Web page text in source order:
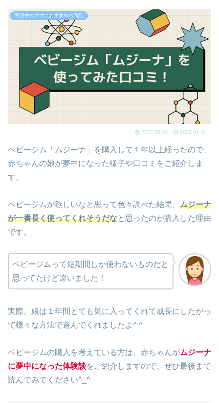
育児中のママにおすすめの商品
2022.03.20 2022.01.31
ベビージム「ムジーナ」を購入して１年以上経ったので、
赤ちゃんの娘が夢中になった様子や口コミをご紹介しま
す。
ベビージムが欲しいなと思って色々調べた結果、 ムジーナ
が一番長く使ってくれそうだなと思ったのが購入した理由
です。
ベビージムって短期間しか使わないものだと
思ってたけど違いました！
実際、娘は１年間とても気に入ってくれて成長にしたがっ
て様々な方法で遊んでくれましたよ^ ^
ベビージムの購入を考えている方は、赤ちゃんがムジーナ
に夢中になった体験談をご紹介しますので、ぜひ最後まで
読んでみてください^_^